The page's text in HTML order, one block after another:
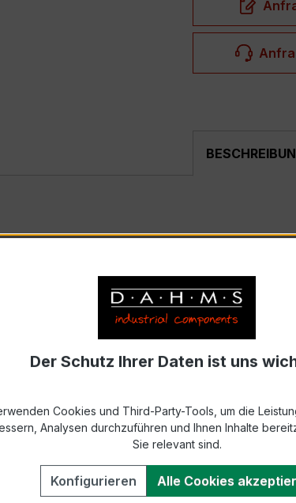
hochpräziser Niederspannungs-
und industriellen Mess- und
31.8
400 A, Sekundärnennstrom 5 A)
bzw. DIN EN 61869-2)
Ø 31 mm (Kabeldurchführung)
× Ipr (Dauerstrom 1 × Primärnennstrom)
× Ipr, 1 s
Der Schutz Ihrer Daten ist uns
Cookies und Third-Party-Tools, um die
Analysen durchzuführen und Ihnen Inhalte
Sie relevant sind.
Konfigurieren Alle Cookies